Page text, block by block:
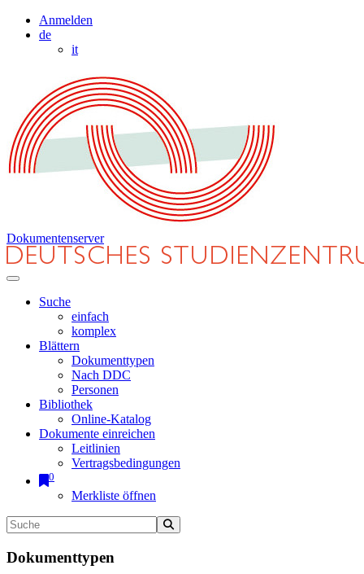
Anmelden
de
it
Dokumentenserver
Suche
einfach
komplex
Blättern
Dokumenttypen
Nach DDC
Personen
Bibliothek
Online-Katalog
Dokumente einreichen
Leitlinien
Vertragsbedingungen
0
Merkliste öffnen
Dokumenttypen